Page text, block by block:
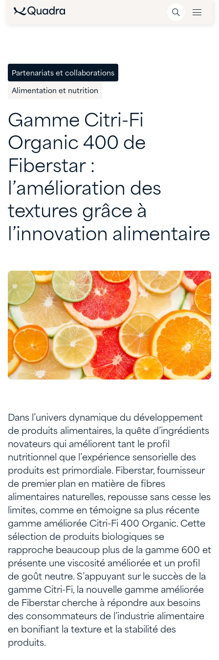
Partenariats et collaborations
Alimentation et nutrition
Gamme Citri-Fi
Organic 400 de
Fiberstar :
l’amélioration des
textures grâce à
l’innovation alimentaire
Dans l’univers dynamique du développement
de produits alimentaires, la quête d’ingrédients
novateurs qui améliorent tant le profil
nutritionnel que l’expérience sensorielle des
produits est primordiale. Fiberstar, fournisseur
de premier plan en matière de fibres
alimentaires naturelles, repousse sans cesse les
limites, comme en témoigne sa plus récente
gamme améliorée Citri-Fi 400 Organic. Cette
sélection de produits biologiques se
rapproche beaucoup plus de la gamme 600 et
présente une viscosité améliorée et un profil
de goût neutre. S’appuyant sur le succès de la
gamme Citri-Fi, la nouvelle gamme améliorée
de Fiberstar cherche à répondre aux besoins
des consommateurs de l’industrie alimentaire
en bonifiant la texture et la stabilité des
produits.